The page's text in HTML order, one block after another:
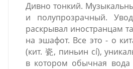
Дивно тонкий.
и полупрозрачный.
раскрывал иностранцам
на эшафот. Все это - о
(кит. 瓷, пиньин cí),
в котором обычная вода